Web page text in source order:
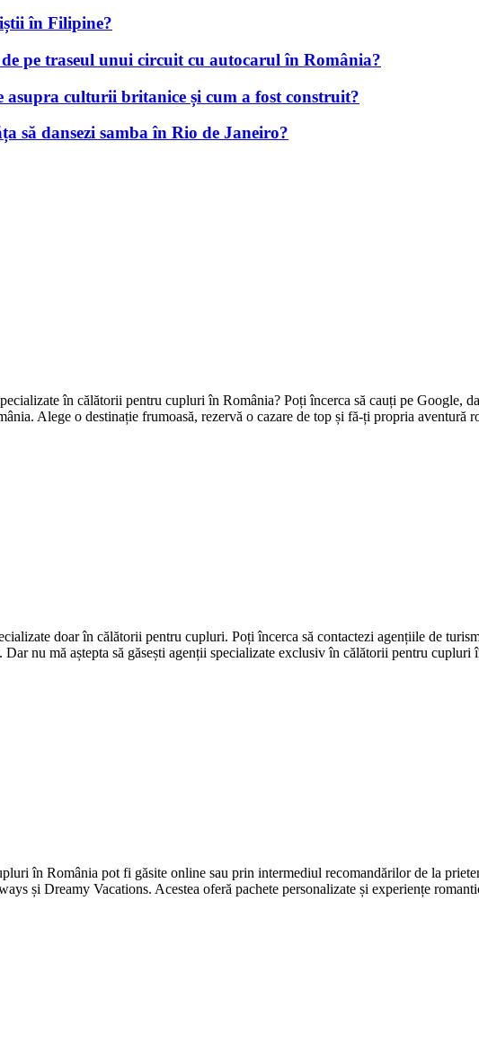
în Filipine?
pe traseul unui circuit cu autocarul în România?
asupra culturii britanice și cum a fost construit?
să dansezi samba în Rio de Janeiro?
în călătorii pentru cupluri în România? Poți încerca să cauți pe Google,
Alege o destinație frumoasă, rezervă o cazare de top și fă-ți propria aventură
doar în călătorii pentru cupluri. Poți încerca să contactezi agențiile de
nu mă aștepta să găsești agenții specializate exclusiv în călătorii pentru cupluri
în România pot fi găsite online sau prin intermediul recomandărilor de la
și Dreamy Vacations. Acestea oferă pachete personalizate și experiențe